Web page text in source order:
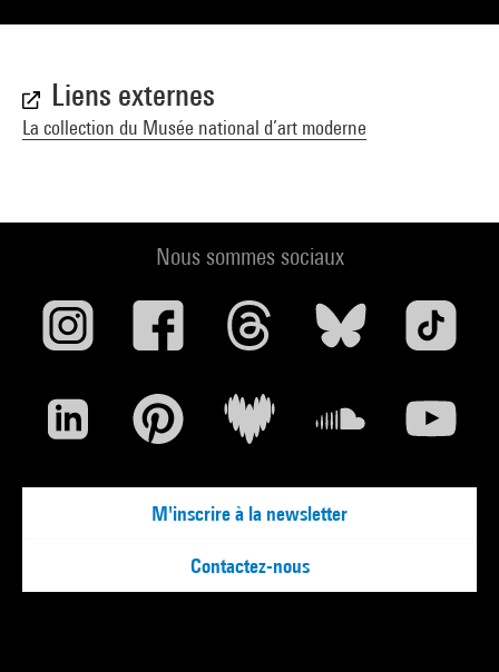
Liens externes
La collection du Musée national d’art moderne
Nous sommes sociaux
M'inscrire à la newsletter
Contactez-nous